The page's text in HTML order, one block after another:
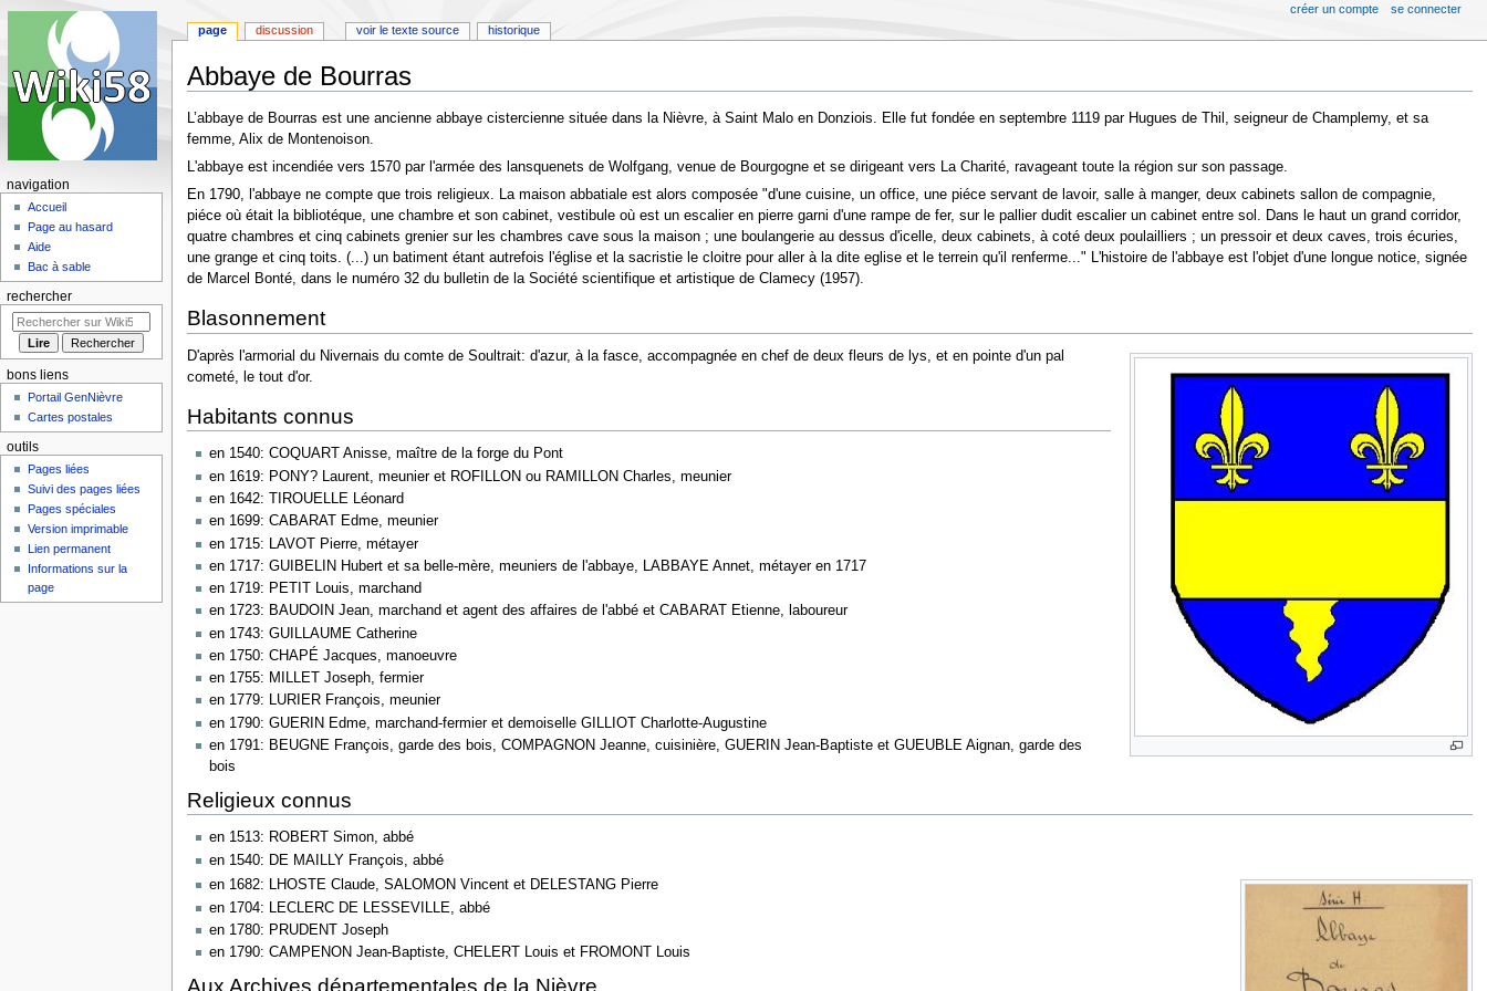
Abbaye de Bourras
Aller
à
la
navigation
Aller
à
la
recherche
L’abbaye de Bourras est une ancienne abbaye cistercienne située dans la Nièvre, à Saint Malo en Donziois. Elle fut fondée en septembre 1119 par Hugues de Thil, seigneur de Champlemy, et sa
femme, Alix de Montenoison.
L'abbaye est incendiée vers 1570 par l'armée des lansquenets de Wolfgang, venue de Bourgogne et se dirigeant vers La Charité, ravageant toute la région sur son passage.
En 1790, l'abbaye ne compte que trois religieux. La maison abbatiale est alors composée "d'une cuisine, un office, une piéce servant de lavoir, salle à manger, deux cabinets sallon de compagnie,
piéce où était la bibliotéque, une chambre et son cabinet, vestibule où est un escalier en pierre garni d'une rampe de fer, sur le pallier dudit escalier un cabinet entre sol. Dans le haut un grand corridor,
quatre chambres et cinq cabinets grenier sur les chambres cave sous la maison ; une boulangerie au dessus d'icelle, deux cabinets, à coté deux poulailliers ; un pressoir et deux caves, trois écuries,
une grange et cinq toits. (...) un batiment étant autrefois l'église et la sacristie le cloitre pour aller à la dite eglise et le terrein qu'il renferme..." L'histoire de l'abbaye est l'objet d'une longue notice, signée
de Marcel Bonté, dans le numéro 32 du bulletin de la Société scientifique et artistique de Clamecy (1957).
Blasonnement
D'après l'armorial du Nivernais du comte de Soultrait: d'azur, à la fasce, accompagnée en chef de deux fleurs de lys, et en pointe d'un pal
cometé, le tout d'or.
Habitants connus
en 1540: COQUART Anisse, maître de la forge du Pont
en 1619: PONY? Laurent, meunier et ROFILLON ou RAMILLON Charles, meunier
en 1642: TIROUELLE Léonard
en 1699: CABARAT Edme, meunier
en 1715: LAVOT Pierre, métayer
en 1717: GUIBELIN Hubert et sa belle-mère, meuniers de l'abbaye, LABBAYE Annet, métayer en 1717
en 1719: PETIT Louis, marchand
en 1723: BAUDOIN Jean, marchand et agent des affaires de l'abbé et CABARAT Etienne, laboureur
en 1743: GUILLAUME Catherine
en 1750: CHAPÉ Jacques, manoeuvre
en 1755: MILLET Joseph, fermier
en 1779: LURIER François, meunier
en 1790: GUERIN Edme, marchand-fermier et demoiselle GILLIOT Charlotte-Augustine
en 1791: BEUGNE François, garde des bois, COMPAGNON Jeanne, cuisinière, GUERIN Jean-Baptiste et GUEUBLE Aignan, garde des
bois
Religieux connus
en 1513: ROBERT Simon, abbé
en 1540: DE MAILLY François, abbé
en 1682: LHOSTE Claude, SALOMON Vincent et DELESTANG Pierre
en 1704: LECLERC DE LESSEVILLE, abbé
en 1780: PRUDENT Joseph
en 1790: CAMPENON Jean-Baptiste, CHELERT Louis et FROMONT Louis
Aux Archives départementales de la Nièvre
page discussion voir le texte source historique
créer un compte se connecter
navigation
Accueil
Page au hasard
Aide
Bac à sable
rechercher
bons liens
Portail GenNièvre
Cartes postales
outils
Pages liées
Suivi des pages liées
Pages spéciales
Version imprimable
Lien permanent
Informations sur la
page